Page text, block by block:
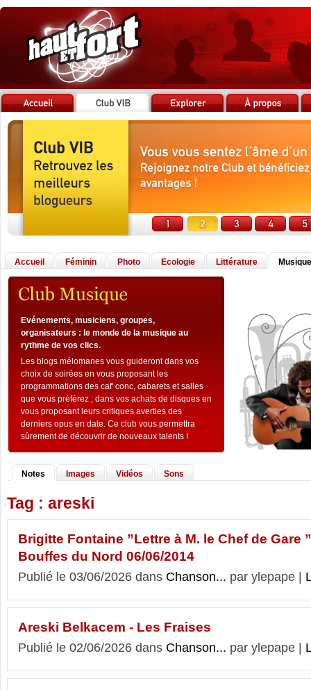
Accueil Féminin Photo Ecologie Littérature Musique
Evénements, musiciens, groupes,
organisateurs : le monde de la musique au
rythme de vos clics.
Les blogs mélomanes vous guideront dans vos
choix de soirées en vous proposant les
programmations des caf' conc, cabarets et salles
que vous préférez ; dans vos achats de disques en
vous proposant leurs critiques averties des
derniers opus en date. Ce club vous permettra
sûrement de découvrir de nouveaux talents !
Notes Images Vidéos Sons
Tag : areski
Brigitte Fontaine ”Lettre à M. le Chef de Gare
Bouffes du Nord 06/06/2014
Publié le 03/06/2026 dans Chanson... par ylepape |
Areski Belkacem - Les Fraises
Publié le 02/06/2026 dans Chanson... par ylepape |